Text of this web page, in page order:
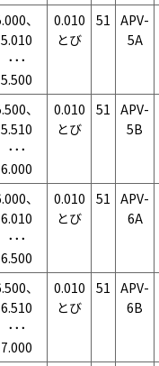
、
5.010
･･･
5.500
0.010
とび
51 APV-
5A
、
5.510
･･･
6.000
0.010
とび
51 APV-
5B
、
6.010
･･･
6.500
0.010
とび
51 APV-
6A
、
6.510
･･･
7.000
0.010
とび
51 APV-
6B